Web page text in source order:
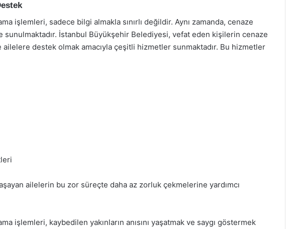
işlemleri, sadece bilgi almakla sınırlı değildir. Aynı zamanda, cenaze
İstanbul Büyükşehir Belediyesi, vefat eden kişilerin cenaze
destek olmak amacıyla çeşitli hizmetler sunmaktadır. Bu hizmetler
ailelerin bu zor süreçte daha az zorluk çekmelerine yardımcı
işlemleri, kaybedilen yakınların anısını yaşatmak ve saygı göstermek